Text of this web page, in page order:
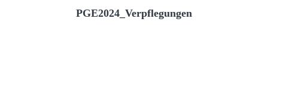
PGE2024_Verpflegungen